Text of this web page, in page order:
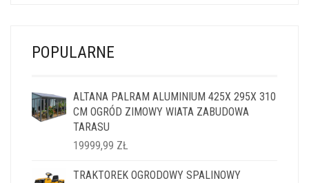
POPULARNE
ALTANA PALRAM ALUMINIUM 425X 295X 310
CM OGRÓD ZIMOWY WIATA ZABUDOWA
TARASU
19999,99 ZŁ
TRAKTOREK OGRODOWY SPALINOWY